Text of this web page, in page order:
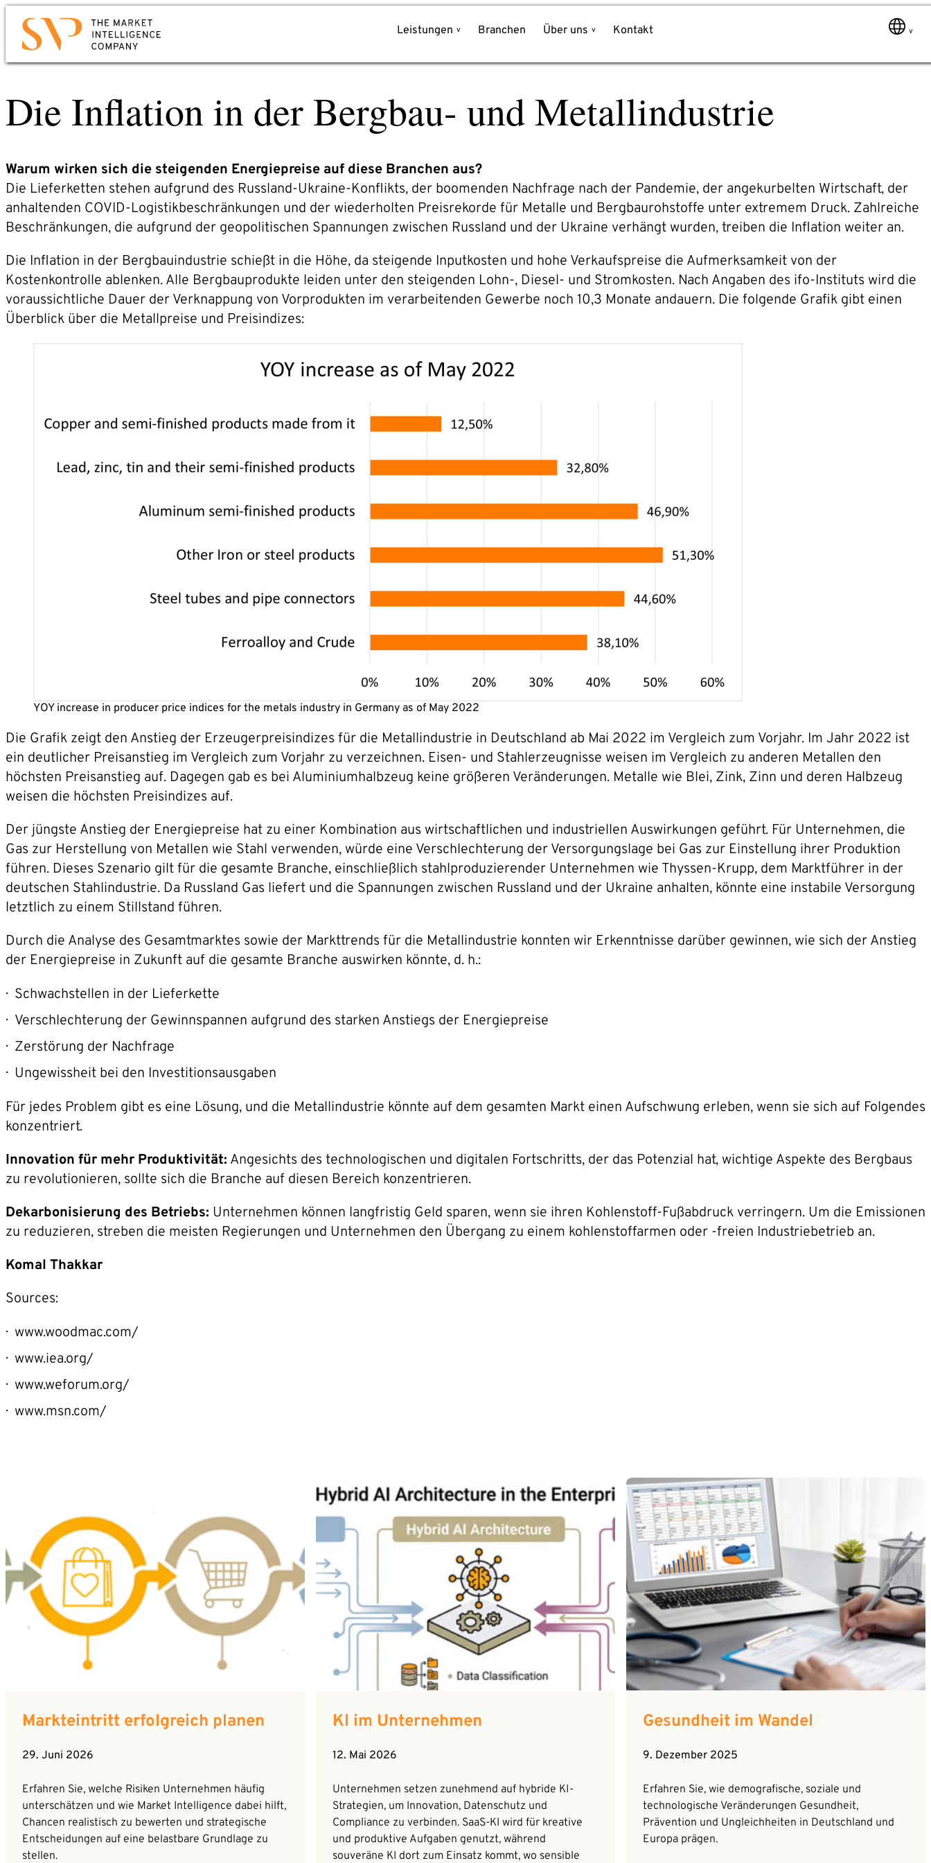
Zum
Hauptinhalt
springen
Leistungen Branchen Über uns Kontakt
Die Inflation in der Bergbau- und Metallindustrie
Warum wirken sich die steigenden Energiepreise auf diese Branchen aus?
Die Lieferketten stehen aufgrund des Russland-Ukraine-Konflikts, der boomenden Nachfrage nach der Pandemie, der angekurbelten Wirtschaft, der
anhaltenden COVID-Logistikbeschränkungen und der wiederholten Preisrekorde für Metalle und Bergbaurohstoffe unter extremem Druck. Zahlreiche
Beschränkungen, die aufgrund der geopolitischen Spannungen zwischen Russland und der Ukraine verhängt wurden, treiben die Inflation weiter an.
Die Inflation in der Bergbauindustrie schießt in die Höhe, da steigende Inputkosten und hohe Verkaufspreise die Aufmerksamkeit von der
Kostenkontrolle ablenken. Alle Bergbauprodukte leiden unter den steigenden Lohn-, Diesel- und Stromkosten. Nach Angaben des ifo-Instituts wird die
voraussichtliche Dauer der Verknappung von Vorprodukten im verarbeitenden Gewerbe noch 10,3 Monate andauern. Die folgende Grafik gibt einen
Überblick über die Metallpreise und Preisindizes:
YOY increase in producer price indices for the metals industry in Germany as of May 2022
Die Grafik zeigt den Anstieg der Erzeugerpreisindizes für die Metallindustrie in Deutschland ab Mai 2022 im Vergleich zum Vorjahr. Im Jahr 2022 ist
ein deutlicher Preisanstieg im Vergleich zum Vorjahr zu verzeichnen. Eisen- und Stahlerzeugnisse weisen im Vergleich zu anderen Metallen den
höchsten Preisanstieg auf. Dagegen gab es bei Aluminiumhalbzeug keine größeren Veränderungen. Metalle wie Blei, Zink, Zinn und deren Halbzeug
weisen die höchsten Preisindizes auf.
Der jüngste Anstieg der Energiepreise hat zu einer Kombination aus wirtschaftlichen und industriellen Auswirkungen geführt. Für Unternehmen, die
Gas zur Herstellung von Metallen wie Stahl verwenden, würde eine Verschlechterung der Versorgungslage bei Gas zur Einstellung ihrer Produktion
führen. Dieses Szenario gilt für die gesamte Branche, einschließlich stahlproduzierender Unternehmen wie Thyssen-Krupp, dem Marktführer in der
deutschen Stahlindustrie. Da Russland Gas liefert und die Spannungen zwischen Russland und der Ukraine anhalten, könnte eine instabile Versorgung
letztlich zu einem Stillstand führen.
Durch die Analyse des Gesamtmarktes sowie der Markttrends für die Metallindustrie konnten wir Erkenntnisse darüber gewinnen, wie sich der Anstieg
der Energiepreise in Zukunft auf die gesamte Branche auswirken könnte, d. h.:
Schwachstellen in der Lieferkette
Verschlechterung der Gewinnspannen aufgrund des starken Anstiegs der Energiepreise
Zerstörung der Nachfrage
Ungewissheit bei den Investitionsausgaben
Für jedes Problem gibt es eine Lösung, und die Metallindustrie könnte auf dem gesamten Markt einen Aufschwung erleben, wenn sie sich auf Folgendes
konzentriert.
Innovation für mehr Produktivität: Angesichts des technologischen und digitalen Fortschritts, der das Potenzial hat, wichtige Aspekte des Bergbaus
zu revolutionieren, sollte sich die Branche auf diesen Bereich konzentrieren.
Dekarbonisierung des Betriebs: Unternehmen können langfristig Geld sparen, wenn sie ihren Kohlenstoff-Fußabdruck verringern. Um die Emissionen
zu reduzieren, streben die meisten Regierungen und Unternehmen den Übergang zu einem kohlenstoffarmen oder -freien Industriebetrieb an.
Komal Thakkar
Sources:
www.woodmac.com/
www.iea.org/
www.weforum.org/
www.msn.com/
Markteintritt erfolgreich planen
29. Juni 2026
Erfahren Sie, welche Risiken Unternehmen häufig
unterschätzen und wie Market Intelligence dabei hilft,
Chancen realistisch zu bewerten und strategische
Entscheidungen auf eine belastbare Grundlage zu
stellen.
KI im Unternehmen
12. Mai 2026
Unternehmen setzen zunehmend auf hybride KI-
Strategien, um Innovation, Datenschutz und
Compliance zu verbinden. SaaS-KI wird für kreative
und produktive Aufgaben genutzt, während
souveräne KI dort zum Einsatz kommt, wo sensible
Gesundheit im Wandel
9. Dezember 2025
Erfahren Sie, wie demografische, soziale und
technologische Veränderungen Gesundheit,
Prävention und Ungleichheiten in Deutschland und
Europa prägen.
Kontakt
Sie möchten wissen, wie Sie Market Intelligence
für Ihr Unternehmen nutzen können? Oder
Mail oder Anruf genügt. Wir werden uns
umgehend bei Ihnen melden.
Telefon: +49 6221 – 914 00 0
E-Mail: service@svp.de
Schreiben Sie uns!
Name*
E-Mail-Adresse*
Telefon*
Nachricht
elektronisch erhebt, speichert und evtl. verarbeitet.